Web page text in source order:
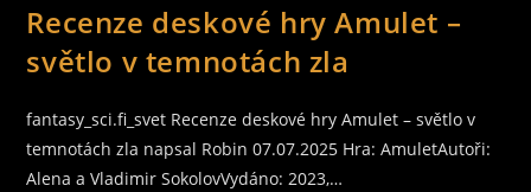
Recenze deskové hry Amulet –
světlo v temnotách zla
fantasy_sci.fi_svet Recenze deskové hry Amulet – světlo v
temnotách zla napsal Robin 07.07.2025 Hra: AmuletAutoři:
Alena a Vladimir SokolovVydáno: 2023,…